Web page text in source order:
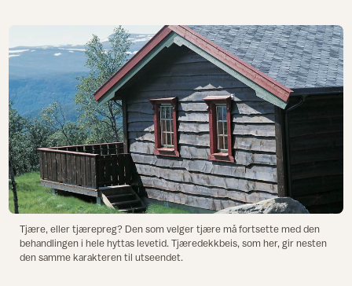
Tjære, eller tjærepreg? Den som velger tjære må fortsette med den
behandlingen i hele hyttas levetid. Tjæredekkbeis, som her, gir nesten
den samme karakteren til utseendet.